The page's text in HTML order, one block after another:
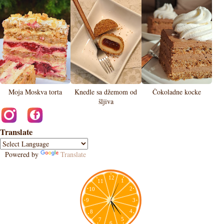
Moja Moskva torta
Knedle sa džemom od
šljiva
Čokoladne kocke
Translate
Powered by Translate